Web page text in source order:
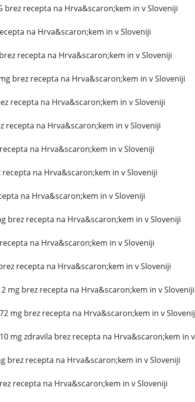
brez recepta na Hrva&scaron;kem in v Sloveniji
na Hrva&scaron;kem in v Sloveniji
recepta na Hrva&scaron;kem in v Sloveniji
brez recepta na Hrva&scaron;kem in v Sloveniji
recepta na Hrva&scaron;kem in v Sloveniji
recepta na Hrva&scaron;kem in v Sloveniji
na Hrva&scaron;kem in v Sloveniji
na Hrva&scaron;kem in v Sloveniji
na Hrva&scaron;kem in v Sloveniji
brez recepta na Hrva&scaron;kem in v Sloveniji
na Hrva&scaron;kem in v Sloveniji
recepta na Hrva&scaron;kem in v Sloveniji
mg brez recepta na Hrva&scaron;kem in v Sloveniji
mg brez recepta na Hrva&scaron;kem in v
mg zdravila brez recepta na Hrva&scaron;kem in
brez recepta na Hrva&scaron;kem in v Sloveniji
recepta na Hrva&scaron;kem in v Sloveniji